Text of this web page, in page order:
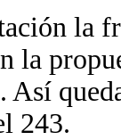
la
la
Así
243.